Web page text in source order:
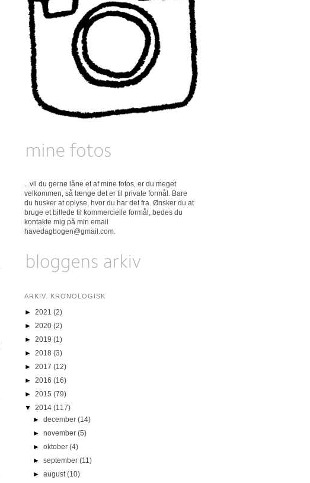
...vil du gerne låne et af mine fotos, er du meget
velkommen, så længe det er til private formål. Bare
du husker at oplyse, hvor du har det fra. Ønsker du at
bruge et billede til kommercielle formål, bedes du
kontakte mig på min email
havedagbogen@gmail.com.
ARKIV. KRONOLOGISK
► 2021 (2)
► 2020 (2)
► 2019 (1)
► 2018 (3)
► 2017 (12)
► 2016 (16)
► 2015 (79)
▼ 2014 (117)
►december(14)
►november(5)
►oktober(4)
►september(11)
►august(10)